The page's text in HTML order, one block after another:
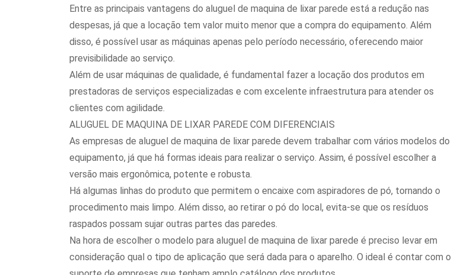
Entre as principais vantagens do aluguel de maquina de lixar parede está a redução nas
despesas, já que a locação tem valor muito menor que a compra do equipamento. Além
disso, é possível usar as máquinas apenas pelo período necessário, oferecendo maior
previsibilidade ao serviço.
Além de usar máquinas de qualidade, é fundamental fazer a locação dos produtos em
prestadoras de serviços especializadas e com excelente infraestrutura para atender os
clientes com agilidade.
ALUGUEL DE MAQUINA DE LIXAR PAREDE COM DIFERENCIAIS
As empresas de aluguel de maquina de lixar parede devem trabalhar com vários modelos do
equipamento, já que há formas ideais para realizar o serviço. Assim, é possível escolher a
versão mais ergonômica, potente e robusta.
Há algumas linhas do produto que permitem o encaixe com aspiradores de pó, tornando o
procedimento mais limpo. Além disso, ao retirar o pó do local, evita-se que os resíduos
raspados possam sujar outras partes das paredes.
Na hora de escolher o modelo para aluguel de maquina de lixar parede é preciso levar em
consideração qual o tipo de aplicação que será dada para o aparelho. O ideal é contar com o